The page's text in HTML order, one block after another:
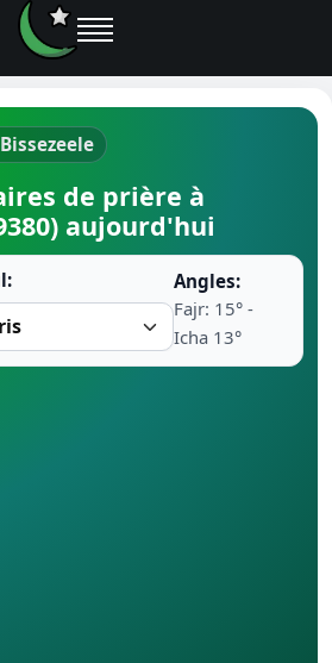
Ramadan
de prière à
aujourd'hui
Angles:
Fajr: 15° -
Icha 13°